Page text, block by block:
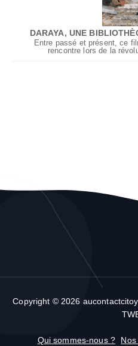
DARAYA, UNE
Entre passé et présent, ce
rencontre lors de la
Copyright © 2026
Qui sommes-nous ?